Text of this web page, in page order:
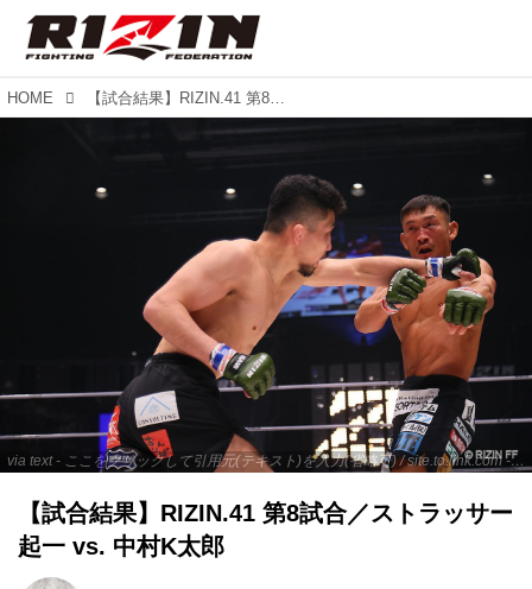
HOME 【試合結果】RIZIN.41 第8試合／ストラッサー起一 vs. 中村K太郎
via text - ここをクリックして引用元(テキスト)を入力(省略可) / site.to.link.com - ここをクリックして引用元を入力(省略可)
【試合結果】RIZIN.41 第8試合／ストラッサー
起一 vs. 中村K太郎